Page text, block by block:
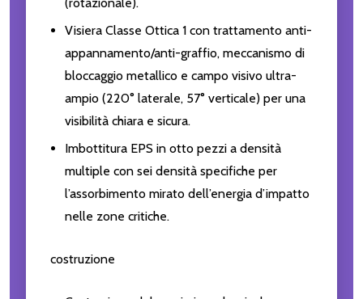
Visiera Classe Ottica 1 con trattamento anti-
appannamento/anti-graffio, meccanismo di
bloccaggio metallico e campo visivo ultra-
ampio (220° laterale, 57° verticale) per una
visibilità chiara e sicura.
Imbottitura EPS in otto pezzi a densità
multiple con sei densità specifiche per
l’assorbimento mirato dell’energia d’impatto
nelle zone critiche.
costruzione